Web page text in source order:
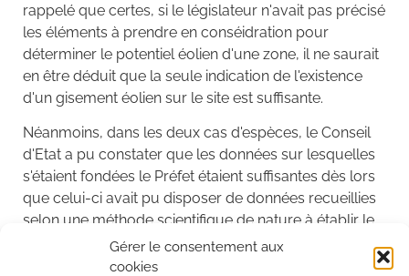
Gérer le consentement aux
cookies
rappelé que certes, si le législateur n'avait pas précisé
les éléments à prendre en conséidration pour
déterminer le potentiel éolien d'une zone, il ne saurait
en être déduit que la seule indication de l'existence
d'un gisement éolien sur le site est suffisante.
Néanmoins, dans les deux cas d'espèces, le Conseil
d'Etat a pu constater que les données sur lesquelles
s'étaient fondées le Préfet étaient suffisantes dès lors
que celui-ci avait pu disposer de données recueillies
selon une méthode scientifique de nature à établir le
potentiel éolien à une échelle géographique et avec
une précision suffisante.